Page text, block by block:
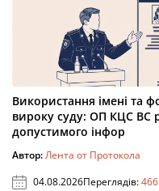
Використання імені та
вироку суду: ОП КЦС ВС
допустимого інфор
Автор:Лента от Протокола
04.08.2026Переглядів:466